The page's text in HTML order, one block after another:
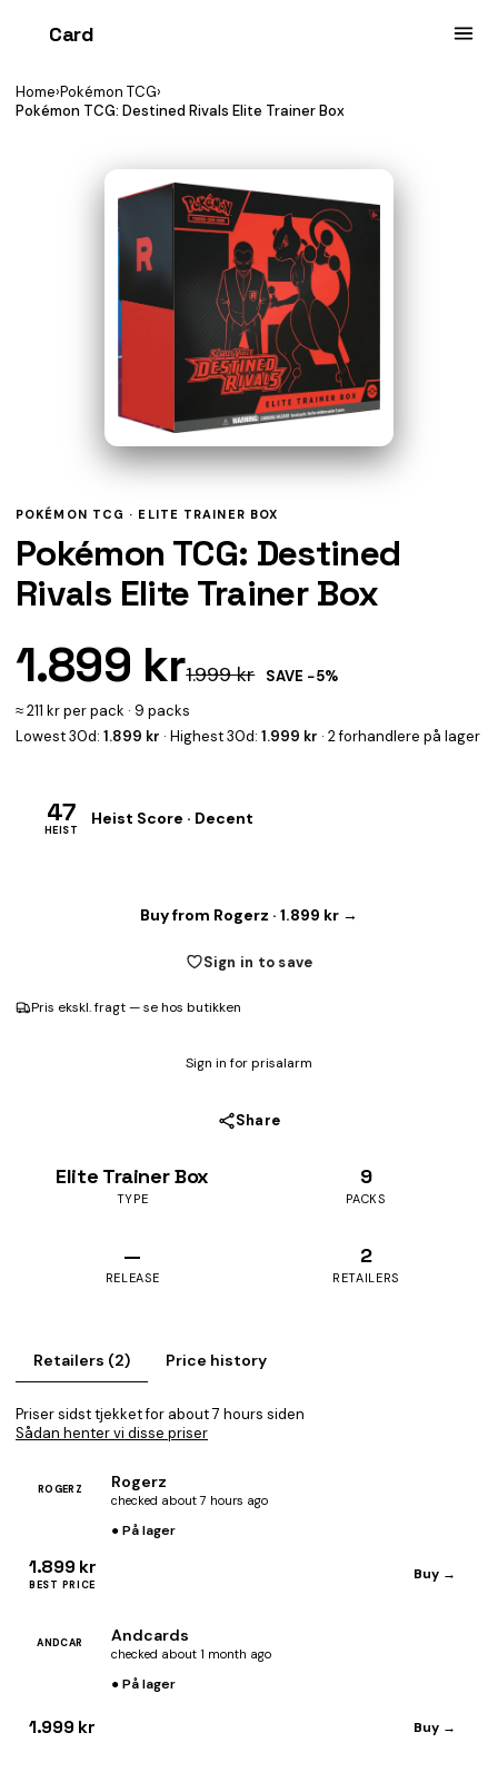
Card
Home›Pokémon TCG›
Pokémon TCG: Destined Rivals Elite Trainer Box
POKÉMON TCG · ELITE TRAINER BOX
Pokémon TCG: Destined
Rivals Elite Trainer Box
1.899 kr1.999 kr
SAVE −5%
≈ 211 kr per pack · 9 packs
Lowest 30d: 1.899 kr · Highest 30d: 1.999 kr · 2 forhandlere på lager
47
HEIST
Heist Score · Decent
Buy from Rogerz · 1.899 kr →
Sign in to save
Pris ekskl. fragt — se hos butikken
Sign in for prisalarm
Share
Elite Trainer Box
TYPE
9
PACKS
—
RELEASE
2
RETAILERS
Retailers (2) Price history
Priser sidst tjekket for about 7 hours siden
Sådan henter vi disse priser
ROGERZ Rogerz
checked about 7 hours ago
● På lager
1.899 kr
BEST PRICE
Buy →
ANDCAR Andcards
checked about 1 month ago
● På lager
1.999 kr Buy →